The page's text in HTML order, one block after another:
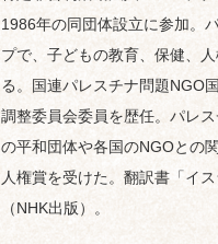
1986年の同団体設立に参加。
プで、子どもの教育、保健、
る。国連パレスチナ問題NGO
調整委員会委員を歴任。パレ
の平和団体や各国のNGOとの
人権賞を受けた。翻訳書「イ
（NHK出版）。